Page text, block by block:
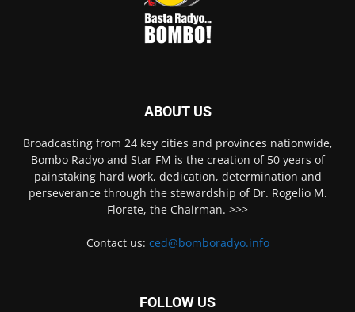
ABOUT US
Broadcasting from 24 key cities and provinces nationwide,
Bombo Radyo and Star FM is the creation of 50 years of
painstaking hard work, dedication, determination and
perseverance through the stewardship of Dr. Rogelio M.
Florete, the Chairman. >>>
Contact us: ced@bomboradyo.info
FOLLOW US